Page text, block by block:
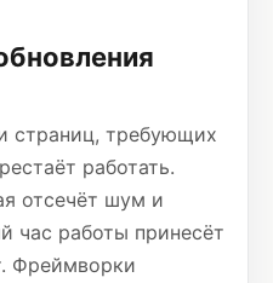
страниц, требующих
работать.
отсечёт шум и
час работы принесёт
Фреймворки